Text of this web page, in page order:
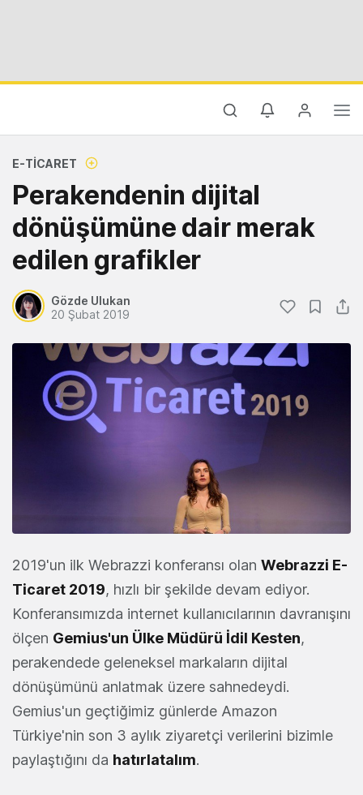
E-TICARET
Perakendenin dijital
dönüşümüne dair merak
edilen grafikler
Gözde Ulukan
20 Şubat 2019
2019'un ilk Webrazzi konferansı olan Webrazzi E-
Ticaret 2019, hızlı bir şekilde devam ediyor.
Konferansımızda internet kullanıcılarının davranışını
ölçen Gemius'un Ülke Müdürü İdil Kesten,
perakendede geleneksel markaların dijital
dönüşümünü anlatmak üzere sahnedeydi.
Gemius'un geçtiğimiz günlerde Amazon
Türkiye'nin son 3 aylık ziyaretçi verilerini bizimle
paylaştığını da hatırlatalım.